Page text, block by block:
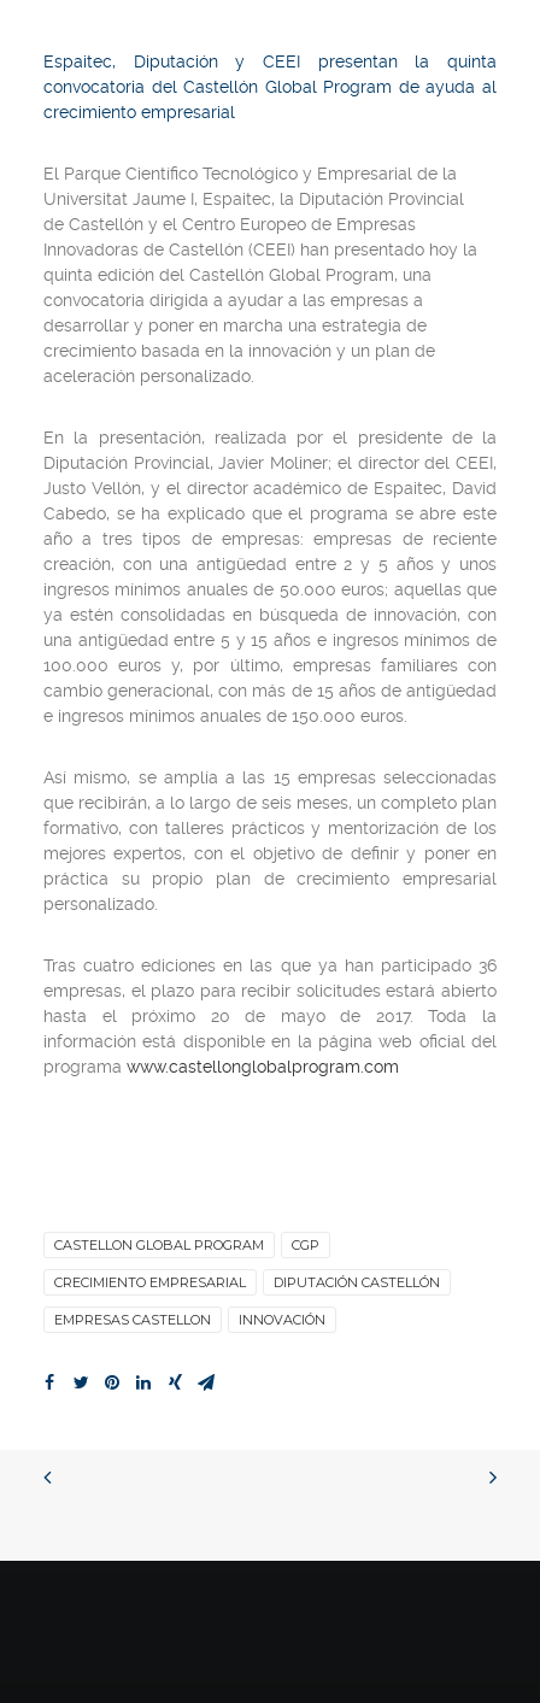
Espaitec, Diputación y CEEI presentan la quinta
convocatoria del Castellón Global Program de ayuda al
crecimiento empresarial
El Parque Científico Tecnológico y Empresarial de la
Universitat Jaume I, Espaitec, la Diputación Provincial
de Castellón y el Centro Europeo de Empresas
Innovadoras de Castellón (CEEI) han presentado hoy la
quinta edición del Castellón Global Program, una
convocatoria dirigida a ayudar a las empresas a
desarrollar y poner en marcha una estrategia de
crecimiento basada en la innovación y un plan de
aceleración personalizado.
En la presentación, realizada por el presidente de la
Diputación Provincial, Javier Moliner; el director del CEEI,
Justo Vellón, y el director académico de Espaitec, David
Cabedo, se ha explicado que el programa se abre este
año a tres tipos de empresas: empresas de reciente
creación, con una antigüedad entre 2 y 5 años y unos
ingresos mínimos anuales de 50.000 euros; aquellas que
ya estén consolidadas en búsqueda de innovación, con
una antigüedad entre 5 y 15 años e ingresos mínimos de
100.000 euros y, por último, empresas familiares con
cambio generacional, con más de 15 años de antigüedad
e ingresos mínimos anuales de 150.000 euros.
Así mismo, se amplía a las 15 empresas seleccionadas
que recibirán, a lo largo de seis meses, un completo plan
formativo, con talleres prácticos y mentorización de los
mejores expertos, con el objetivo de definir y poner en
práctica su propio plan de crecimiento empresarial
personalizado.
Tras cuatro ediciones en las que ya han participado 36
empresas, el plazo para recibir solicitudes estará abierto
hasta el próximo 20 de mayo de 2017. Toda la
información está disponible en la página web oficial del
programa www.castellonglobalprogram.com
CASTELLON GLOBAL PROGRAM CGP
CRECIMIENTO EMPRESARIAL DIPUTACIÓN CASTELLÓN
EMPRESAS CASTELLON INNOVACIÓN